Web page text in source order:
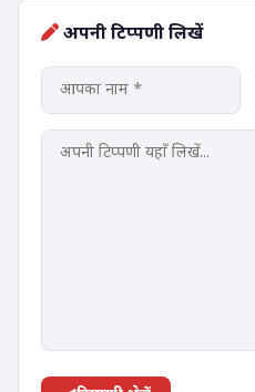
अपनी टिप्पणी लिखें